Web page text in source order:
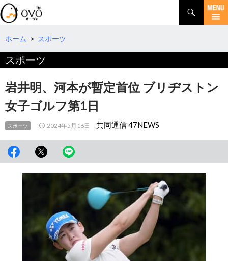
検
索
コ
テ
へ
動
ホーム > スポーツ
スポーツ
岩井明、河本が暫定首位 ブリヂストン
女子ゴルフ第1日
スポーツ 2024年5月16日 共同通信 47NEWS